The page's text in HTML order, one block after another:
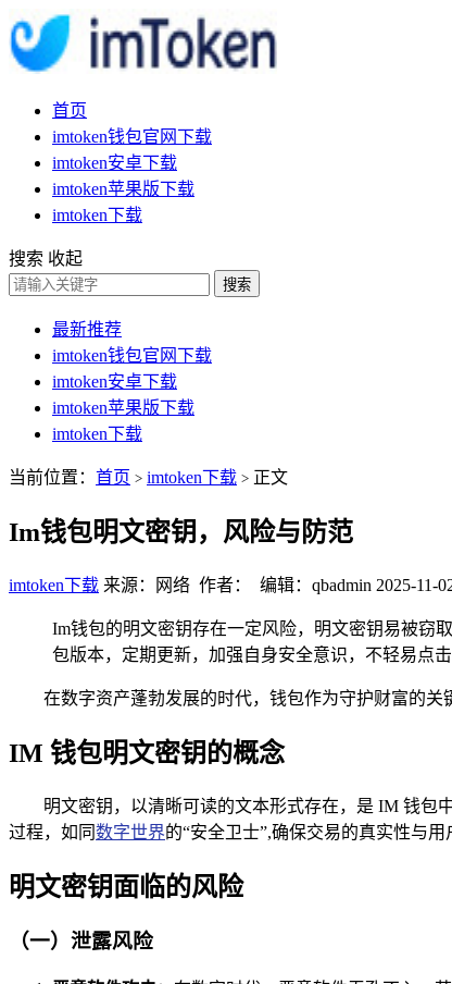
首页
imtoken钱包官网下载
imtoken安卓下载
imtoken苹果版下载
imtoken下载
搜索 收起
搜索
最新推荐
imtoken钱包官网下载
imtoken安卓下载
imtoken苹果版下载
imtoken下载
当前位置： 首页 > imtoken下载 > 正文
Im钱包明文密钥，风险与防范
imtoken下载 来源：网络 作者： 编辑：qbadmin 2025-11-
Im钱包的明文密钥存在一定风险，明文密钥易被窃
包版本，定期更新，加强自身安全意识，不轻易点
在数字资产蓬勃发展的时代，钱包作为守护财富的
IM 钱包明文密钥的概念
明文密钥，以清晰可读的文本形式存在，是 IM 钱包
过程，如同数字世界的“安全卫士”,确保交易的真实性与用
明文密钥面临的风险
（一）泄露风险